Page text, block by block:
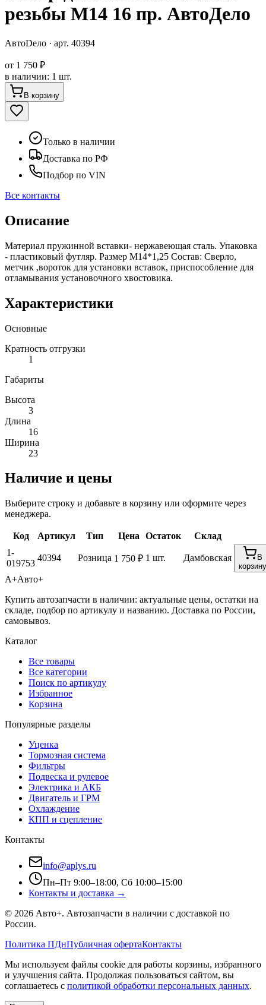
резьбы М14 16 пр. АвтоДело
АвтоDело · арт. 40394
от 1 750 ₽
в наличии: 1 шт.
В корзину
Только в наличии
Доставка по РФ
Подбор по VIN
Все контакты
Описание
Материал пружинной вставки- нержавеющая сталь. Упаковка
- пластиковый футляр. Размер М14*1,25 Состав: Сверло,
метчик ,вороток для установки вставок, приспособление для
отламывания установочного хвостовика.
Характеристики
Основные
Кратность отгрузки
1
Габариты
Высота
3
Длина
16
Ширина
23
Наличие и цены
Выберите строку и добавьте в корзину или оформите через
менеджера.
Код Артикул Тип Цена Остаток
Склад
1-
019753
40394 Розница 1 750 ₽ 1 шт. Дамбовская
В
корзину
А+Авто+
Купить автозапчасти в наличии: актуальные цены, остатки на
складе, подбор по артикулу и названию. Доставка по России,
самовывоз.
Каталог
Все товары
Все категории
Поиск по артикулу
Избранное
Корзина
Популярные разделы
Уценка
Тормозная система
Фильтры
Подвеска и рулевое
Электрика и АКБ
Двигатель и ГРМ
Охлаждение
КПП и сцепление
Контакты
info@aplys.ru
Пн–Пт 9:00–18:00, Сб 10:00–15:00
Контакты и доставка →
© 2026 Авто+. Автозапчасти в наличии с доставкой по
России.
Политика ПДнПубличная офертаКонтакты
Мы используем файлы cookie для работы корзины, избранного
и улучшения сайта. Продолжая пользоваться сайтом, вы
соглашаетесь с политикой обработки персональных данных.